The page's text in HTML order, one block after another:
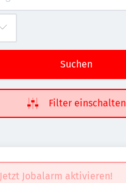
Suchen
Filter einschalten
Jetzt Jobalarm aktivieren!